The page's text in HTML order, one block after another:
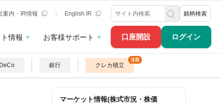
口座開設 ログイン
案内・IR情報 English IR 銘柄検索
情報 お客様サポート
銀行 クレカ積立
マーケット情報(株式市況・株価